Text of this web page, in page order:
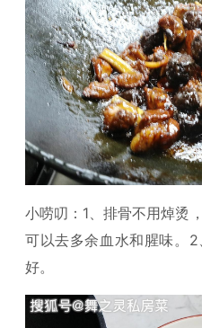
小唠叨：1、排骨不用焯烫
可以去多余血水和腥味。
好。